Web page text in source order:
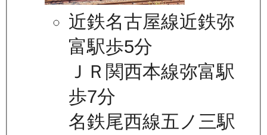
近鉄名古屋線近鉄弥
富駅歩5分
ＪＲ関西本線弥富駅
歩7分
名鉄尾西線五ノ三駅